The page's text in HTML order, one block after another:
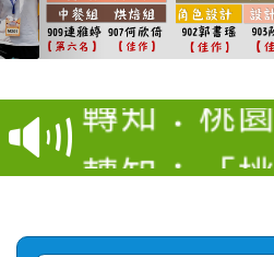
學年度第1
結果(第4
【甄選結
學年度第1
結果(第12
轉知：桃
賽及師生
轉知：「